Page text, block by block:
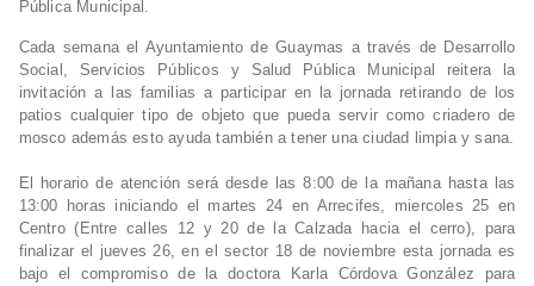
Pública Municipal.
Cada semana el Ayuntamiento de Guaymas a través de Desarrollo
Social, Servicios Públicos y Salud Pública Municipal reitera la
invitación a las familias a participar en la jornada retirando de los
patios cualquier tipo de objeto que pueda servir como criadero de
mosco además esto ayuda también a tener una ciudad limpia y sana.
El horario de atención será desde las 8:00 de la mañana hasta las
13:00 horas iniciando el martes 24 en Arrecifes, miercoles 25 en
Centro (Entre calles 12 y 20 de la Calzada hacia el cerro), para
finalizar el jueves 26, en el sector 18 de noviembre esta jornada es
bajo el compromiso de la doctora Karla Córdova González para